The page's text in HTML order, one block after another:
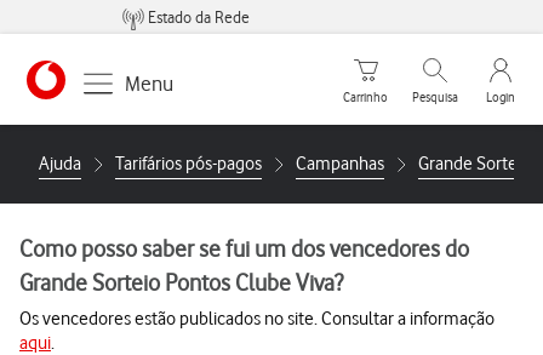
Estado da Rede
https://www.vodafone.pt
Menu
Carrinho de compras
Carrinho
Pesquisar
Pesquisa
My
Login
Ajuda Tarifários pós-pagos Campanhas Grande Sorteio
Como posso saber se fui um dos vencedores do
Grande Sorteio Pontos Clube Viva?
Os vencedores estão publicados no site. Consultar a informação
aqui.